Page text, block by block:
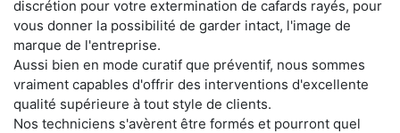
discrétion pour votre extermination de cafards rayés, pour
vous donner la possibilité de garder intact, l'image de
marque de l'entreprise.
Aussi bien en mode curatif que préventif, nous sommes
vraiment capables d'offrir des interventions d'excellente
qualité supérieure à tout style de clients.
Nos techniciens s'avèrent être formés et pourront quel